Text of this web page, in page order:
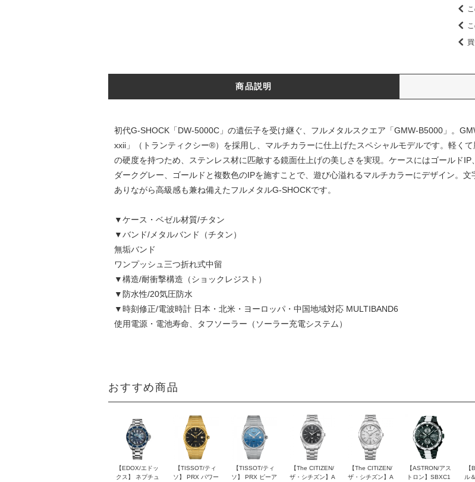
商品説明
初代G-SHOCK「DW-5000C」の遺伝子を受け継ぐ、フルメタルスクエア「GMW-B5000」。
xxii」（トランティクシー®）を採用し、マルチカラーに仕上げたスペシャルモデルです。軽く
の硬度を持つため、ステンレス材に匹敵する鏡面仕上げの美しさを実現。ケースにはゴールドIP
ダークグレー、ゴールドと複数色のIPを施すことで、遊び心溢れるマルチカラーにデザイン。
ありながら高級感も兼ね備えたフルメタルG-SHOCKです。
▼ケース・ベゼル材質/チタン
▼バンド/メタルバンド（チタン）
無垢バンド
ワンプッシュ三つ折れ式中留
▼構造/耐衝撃構造（ショックレジスト）
▼防水性/20気圧防水
▼時刻修正/電波時計 日本・北米・ヨーロッパ・中国地域対応 MULTIBAND6
使用電源・電池寿命、タフソーラー（ソーラー充電システム）
おすすめ商品
【EDOX/エドッ
クス】 ネプチュ
【TISSOT/ティ
ソ】 PRX パワー
【TISSOT/ティ
ソ】 PRX ピーア
【The CITIZEN/
ザ・シチズン】A
【The CITIZEN/
ザ・シチズン】A
【ASTRON/アス
トロン】SBXC1
【
ル